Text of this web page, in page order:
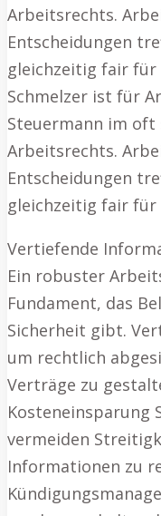
Arbeitsrechts.
Entscheidungen
gleichzeitig fair für
Schmelzer ist für
Steuermann im oft
Arbeitsrechts.
Entscheidungen
gleichzeitig fair für
Vertiefende
Ein robuster
Fundament, das
Sicherheit gibt.
um rechtlich
Verträge zu
Kosteneinsparung
vermeiden
Informationen zu